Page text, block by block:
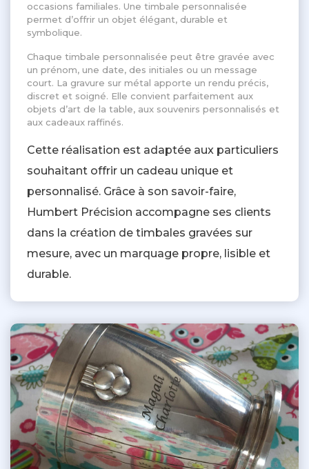
occasions familiales. Une timbale personnalisée
permet d’offrir un objet élégant, durable et
symbolique.
Chaque timbale personnalisée peut être gravée avec
un prénom, une date, des initiales ou un message
court. La gravure sur métal apporte un rendu précis,
discret et soigné. Elle convient parfaitement aux
objets d’art de la table, aux souvenirs personnalisés et
aux cadeaux raffinés.
Cette réalisation est adaptée aux particuliers
souhaitant offrir un cadeau unique et
personnalisé. Grâce à son savoir-faire,
Humbert Précision accompagne ses clients
dans la création de timbales gravées sur
mesure, avec un marquage propre, lisible et
durable.